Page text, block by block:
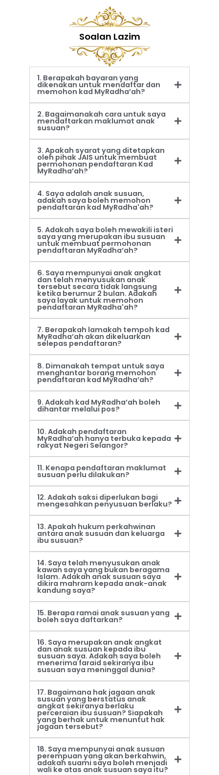
Soalan Lazim
1. Berapakah bayaran yang
dikenakan untuk mendaftar dan
memohon kad MyRadha’ah?
2. Bagaimanakah cara untuk saya
mendaftarkan maklumat anak
susuan?
3. Apakah syarat yang ditetapkan
oleh pihak JAIS untuk membuat
permohonan pendaftaran Kad
MyRadha’ah?
4. Saya adalah anak susuan,
adakah saya boleh memohon
pendaftaran kad MyRadha'ah?
5. Adakah saya boleh mewakili isteri
saya yang merupakan ibu susuan
untuk membuat permohonan
pendaftaran MyRadha’ah?
6. Saya mempunyai anak angkat
dan telah menyusukan anak
tersebut secara tidak langsung
ketika berumur 2 bulan. Adakah
saya layak untuk memohon
pendaftaran MyRadha'ah?
7. Berapakah lamakah tempoh kad
MyRadha’ah akan dikeluarkan
selepas pendaftaran?
8. Dimanakah tempat untuk saya
menghantar borang memohon
pendaftaran kad MyRadha’ah?
9. Adakah kad MyRadha’ah boleh
dihantar melalui pos?
10. Adakah pendaftaran
MyRadha’ah hanya terbuka kepada
rakyat Negeri Selangor?
11. Kenapa pendaftaran maklumat
susuan perlu dilakukan?
12. Adakah saksi diperlukan bagi
mengesahkan penyusuan berlaku?
13. Apakah hukum perkahwinan
antara anak susuan dan keluarga
ibu susuan?
14. Saya telah menyusukan anak
kawan saya yang bukan beragama
Islam. Adakah anak susuan saya
dikira mahram kepada anak-anak
kandung saya?
15. Berapa ramai anak susuan yang
boleh saya daftarkan?
16. Saya merupakan anak angkat
dan anak susuan kepada ibu
susuan saya. Adakah saya boleh
menerima faraid sekiranya ibu
susuan saya meninggal dunia?
17. Bagaimana hak jagaan anak
susuan yang berstatus anak
angkat sekiranya berlaku
perceraian ibu susuan? Siapakah
yang berhak untuk menuntut hak
jagaan tersebut?
18. Saya mempunyai anak susuan
perempuan yang akan berkahwin,
adakah suami saya boleh menjadi
wali ke atas anak susuan saya itu?